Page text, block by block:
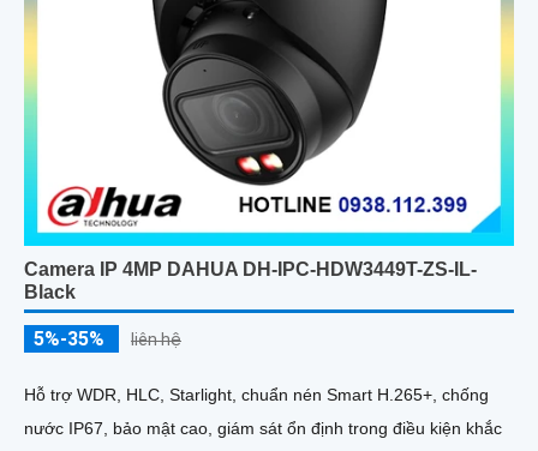
Camera IP 4MP DAHUA DH-IPC-HDW3449T-ZS-IL-
Black
5%-35% liên hệ
Hỗ trợ WDR, HLC, Starlight, chuẩn nén Smart H.265+, chống
nước IP67, bảo mật cao, giám sát ổn định trong điều kiện khắc